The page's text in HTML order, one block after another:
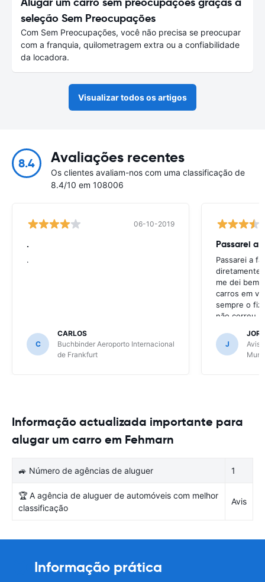
seleção Sem Preocupações
Com Sem Preocupações, você não precisa se preocupar
com a franquia, quilometragem extra ou a confiabilidade
da locadora.
Visualizar todos os artigos
8.4 Avaliações recentes
Os clientes avaliam-nos com uma classificação de
8.4/10 em 108006
06-10-2019
.
.
C
CARLOS
Buchbinder Aeroporto Internacional
de Frankfurt
Passarei a
Passarei a
diretamente
me dei bem
carros em
sempre o fiz
não correu
J
Avis
Informação actualizada importante para
alugar um carro em Fehmarn
🚙 Número de agências de aluguer 1
🏆 A agência de aluguer de automóveis com melhor
classificação
Avis
Informação prática